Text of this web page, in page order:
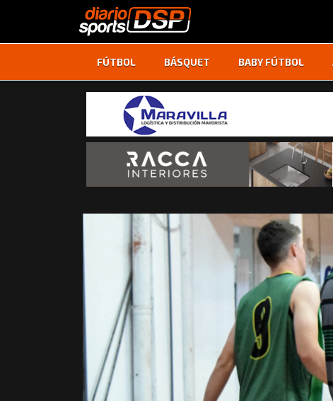
FÚTBOL BÁSQUET BABY FÚTBOL